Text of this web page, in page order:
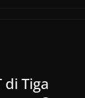
di Tiga